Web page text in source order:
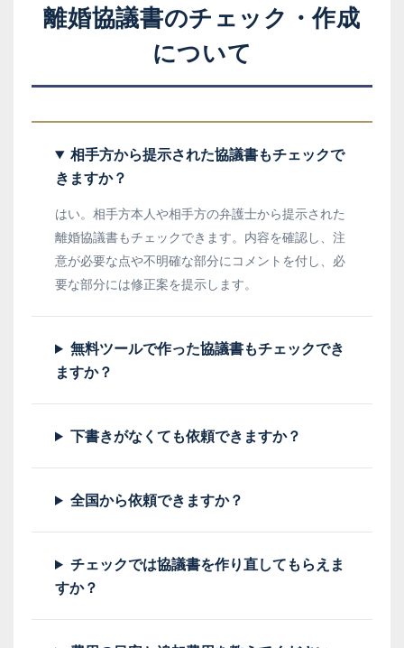
離婚協議書のチェック・作成
について
相手方から提示された協議書もチェックで
きますか？
はい。相手方本人や相手方の弁護士から提示された
離婚協議書もチェックできます。内容を確認し、注
意が必要な点や不明確な部分にコメントを付し、必
要な部分には修正案を提示します。
無料ツールで作った協議書もチェックでき
ますか？
下書きがなくても依頼できますか？
全国から依頼できますか？
チェックでは協議書を作り直してもらえま
すか？